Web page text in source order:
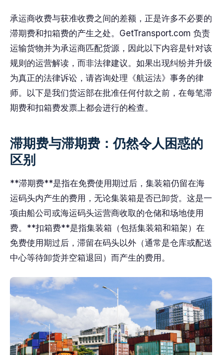
承运商收费与获准收费之间的差额，正是许多不必要的
滞期费和扣箱费的产生之处。GetTransport.com 负责
运输货物并为承运商匹配货源，因此以下内容是针对该
规则的运营解读，而非法律建议。如果出现纠纷并升级
为真正的法律诉讼，请咨询处理《航运法》事务的律
师。以下是我们货运部在批准任何付款之前，在每笔滞
期费和扣箱费发票上都会进行的检查。
滞期费与滞期费：仍然令人困惑的
区别
**滞期费**是指在免费使用期过后，集装箱仍留在海
运码头内产生的费用，无论集装箱是否已卸货。这是一
项由船公司或海运码头运营商收取的仓储和场地使用
费。**扣箱费**是指集装箱（包括集装箱和箱架）在
免费使用期过后，滞留在码头以外（通常是仓库或配送
中心等待卸货并空箱退回）而产生的费用。